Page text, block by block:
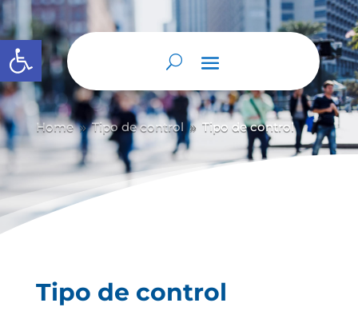
Abrir barra de herramientas
Home 9 Tipo de control 9 Tipo de control
Tipo de control